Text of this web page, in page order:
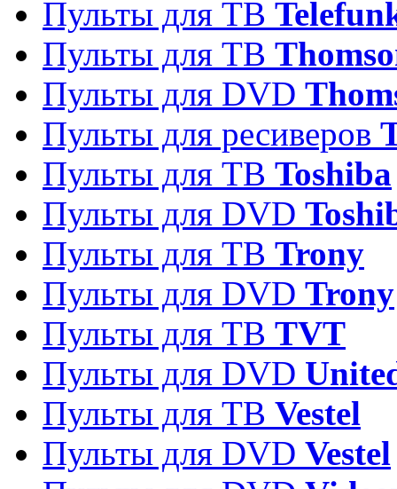
Пульты для ТВ
Пульты для ТВ
Пульты для DVD
Пульты для ресиверов
Пульты для ТВ Toshiba
Пульты для DVD
Пульты для ТВ Trony
Пульты для DVD Trony
Пульты для ТВ TVT
Пульты для DVD
Пульты для ТВ Vestel
Пульты для DVD Vestel